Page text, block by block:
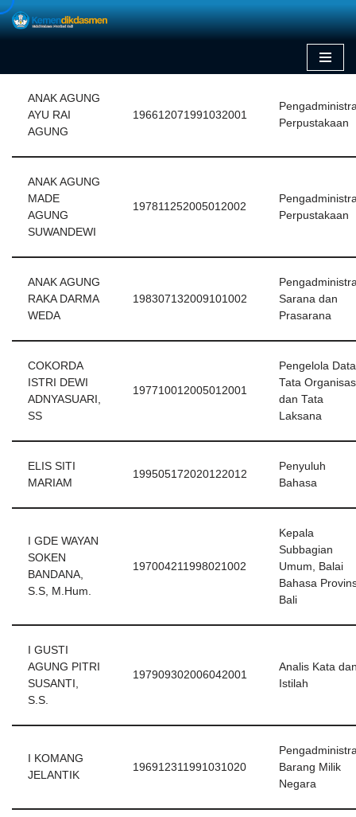
ANAK AGUNG
AYU RAI
AGUNG
196612071991032001
Perpustakaan
ANAK AGUNG
MADE
AGUNG
SUWANDEWI
197811252005012002
Perpustakaan
ANAK AGUNG
RAKA DARMA
WEDA
198307132009101002
Sarana dan
Prasarana
COKORDA
ISTRI DEWI
ADNYASUARI,
SS
197710012005012001
Pengelola Data
Tata
dan Tata
Laksana
ELIS SITI
MARIAM
199505172020122012
Penyuluh
Bahasa
I GDE WAYAN
SOKEN
BANDANA,
S.S, M.Hum.
197004211998021002
Kepala
Subbagian
Umum, Balai
Bahasa
Bali
I GUSTI
AGUNG PITRI
SUSANTI,
S.S.
197909302006042001
Analis Kata
Istilah
I KOMANG
JELANTIK
196912311991031020
Barang Milik
Negara